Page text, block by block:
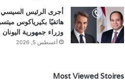
أجرى الرئيس السيسي،
هاتفيًا بكيرياكوس
وزراء جمهورية اليونان
أغسطس 5, 2026
Most Viewed Stoires